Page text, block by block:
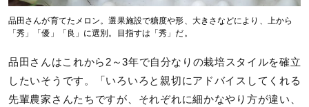
品田さんが育てたメロン。選果施設で糖度や形、大きさなどにより、上から
「秀」「優」「良」に選別。目指すは「秀」だ。
品田さんはこれから2～3年で自分なりの栽培スタイルを確立
したいそうです。「いろいろと親切にアドバイスしてくれる
先輩農家さんたちですが、それぞれに細かなやり方が違い、